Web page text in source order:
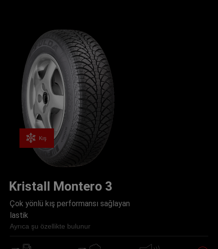
Kış
Kristall Montero 3
Çok yönlü kış performansı sağlayan
lastik
Ayrıca şu özellikte bulunur